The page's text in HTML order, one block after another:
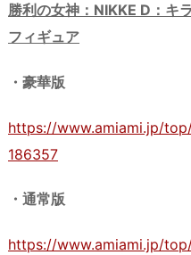
勝利の女神：NIKKE D：キ
フィギュア
・豪華版
https://www.amiami.jp/
186357
・通常版
https://www.amiami.jp/